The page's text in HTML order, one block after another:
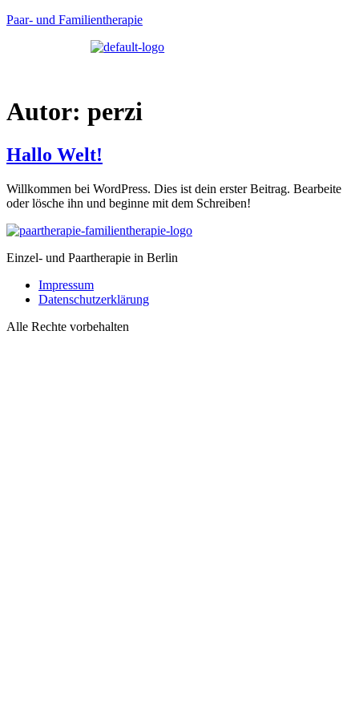
Paar- und Familientherapie
Autor: perzi
Hallo Welt!
Willkommen bei WordPress. Dies ist dein erster Beitrag. Bearbeite
oder lösche ihn und beginne mit dem Schreiben!
Einzel- und Paartherapie in Berlin
Impressum
Datenschutzerklärung
Alle Rechte vorbehalten